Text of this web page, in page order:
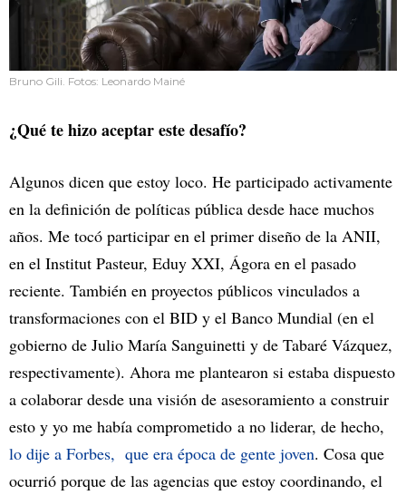
Bruno Gili. Fotos: Leonardo Mainé
¿Qué te hizo aceptar este desafío?
Algunos dicen que estoy loco. He participado activamente
en la definición de políticas pública desde hace muchos
años. Me tocó participar en el primer diseño de la ANII,
en el Institut Pasteur, Eduy XXI, Ágora en el pasado
reciente. También en proyectos públicos vinculados a
transformaciones con el BID y el Banco Mundial (en el
gobierno de Julio María Sanguinetti y de Tabaré Vázquez,
respectivamente). Ahora me plantearon si estaba dispuesto
a colaborar desde una visión de asesoramiento a construir
esto y yo me había comprometido a no liderar, de hecho,
lo dije a Forbes, que era época de gente joven. Cosa que
ocurrió porque de las agencias que estoy coordinando, el